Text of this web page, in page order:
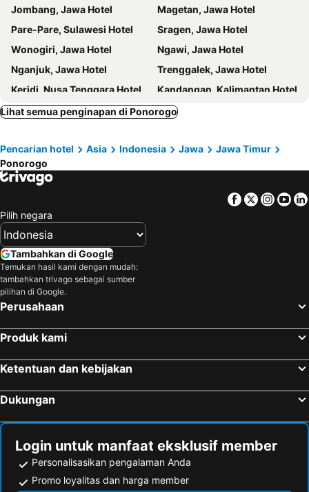
Jombang, Jawa Hotel
Magetan, Jawa Hotel
Pare-Pare, Sulawesi Hotel
Sragen, Jawa Hotel
Wonogiri, Jawa Hotel
Ngawi, Jawa Hotel
Nganjuk, Jawa Hotel
Trenggalek, Jawa Hotel
Keridi, Nusa Tenggara Hotel
Kandangan, Kalimantan Hotel
Yogyakarta, Jawa Hotel
Semarang, Jawa Hotel
Karanganyar, Jawa Hotel
Wonosobo, Jawa Hotel
Madiun, Jawa Hotel
Salatiga, Jawa Hotel
Kudus, Jawa Hotel
Bandung, Jawa Hotel
Surabaya, Jawa Hotel
Bogor, Jawa Hotel
Kuta, Nusa Tenggara Hotel
Lihat semua penginapan di Ponorogo
Pencarian hotel Asia Indonesia Jawa
Jawa Timur
Ponorogo
Facebook
Twitter
Pilih negara
Tambahkan di Google
Temukan hasil kami dengan mudah:
tambahkan trivago sebagai sumber
pilihan di Google.
Perusahaan
Produk kami
Ketentuan dan kebijakan
Dukungan
Login untuk manfaat eksklusif member
Personalisasikan pengalaman Anda
Promo loyalitas dan harga member